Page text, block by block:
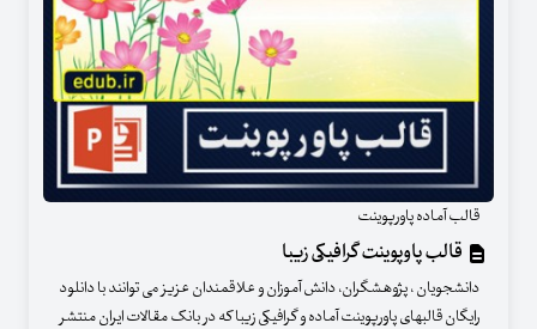
قالب آماده پاورپوینت
قالب پاوپوینت گرافیکی زیبا
دانشجویان ، پژوهشگران، دانش آموزان و علاقمندان عزیز می توانند با دانلود
رایگان قالبهای پاورپوینت آماده و گرافیکی زیبا که در بانک مقالات ایران منتشر